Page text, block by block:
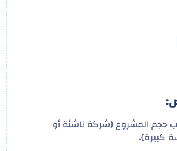
حجم المشروع (شركة ناشئة أو
كبيرة).